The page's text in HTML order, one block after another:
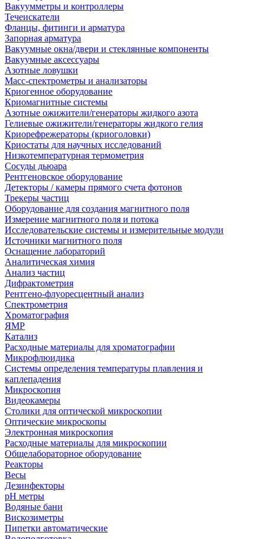
Вакуумметры и контроллеры
Течеискатели
Фланцы, фитинги и арматура
Запорная арматура
Вакуумные окна/двери и стеклянные компоненты
Вакуумные аксессуары
Азотные ловушки
Масс-спектрометры и анализаторы
Криогенное оборудование
Криомагнитные системы
Азотные ожижители/генераторы жидкого азота
Гелиевые ожижители/генераторы жидкого гелия
Криорефрежераторы (криоголовки)
Криостаты для научных исследований
Низкотемпературная термометрия
Сосуды дьюара
Рентгеновское оборудование
Детекторы / камеры прямого счета фотонов
Трекеры частиц
Оборудование для создания магнитного поля
Измерение магнитного поля и потока
Исследовательские системы и измерительные модули
Источники магнитного поля
Оснащение лабораторий
Аналитическая химия
Анализ частиц
Дифрактометрия
Рентгено-флуоресцентный анализ
Спектрометрия
Хроматография
ЯМР
Катализ
Расходные материалы для хроматографии
Микрофлюидика
Системы определения температуры плавления и
каплепадения
Микроскопия
Видеокамеры
Столики для оптической микроскопии
Оптические микроскопы
Электронная микроскопия
Расходные материалы для микроскопии
Общелабораторное оборудование
Реакторы
Весы
Дезинфекторы
рН метры
Водяные бани
Вискозиметры
Пипетки автоматические